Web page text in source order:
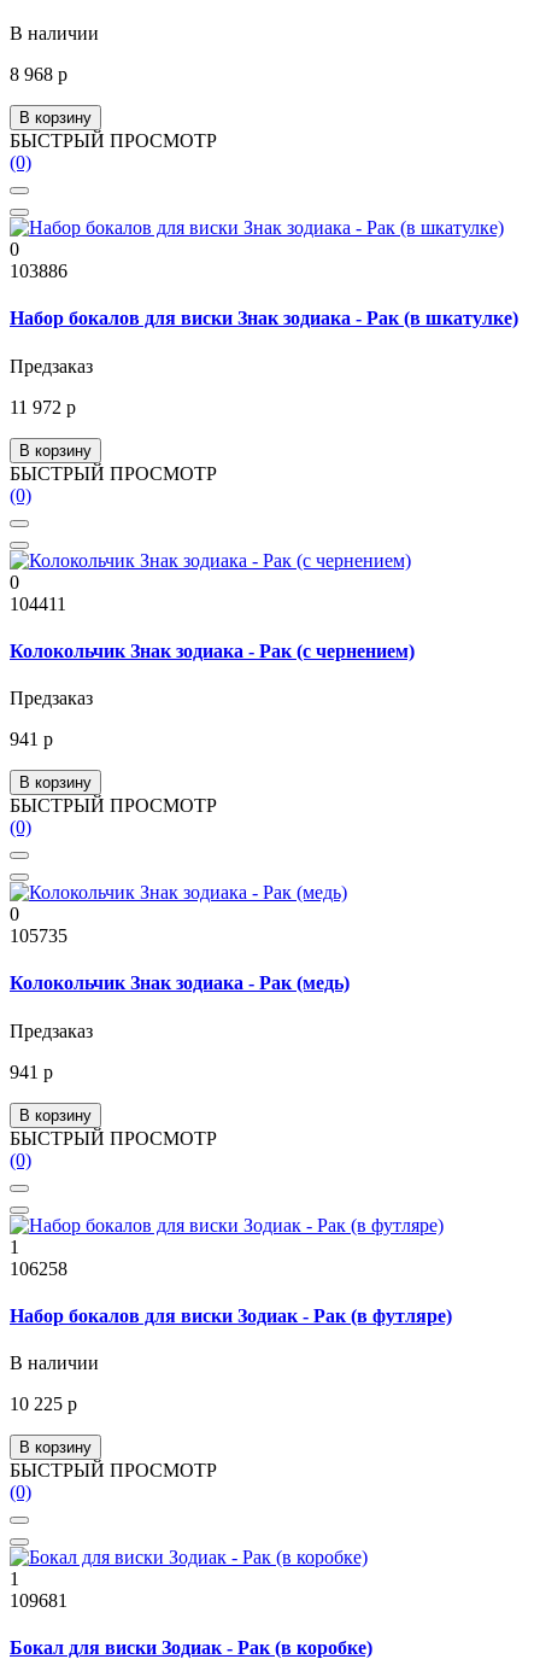
В наличии
8 968 р
В корзину
БЫСТРЫЙ ПРОСМОТР
(0)
0
103886
Набор бокалов для виски Знак зодиака - Рак (в шкатулке)
Предзаказ
11 972 р
В корзину
БЫСТРЫЙ ПРОСМОТР
(0)
0
104411
Колокольчик Знак зодиака - Рак (с чернением)
Предзаказ
941 р
В корзину
БЫСТРЫЙ ПРОСМОТР
(0)
0
105735
Колокольчик Знак зодиака - Рак (медь)
Предзаказ
941 р
В корзину
БЫСТРЫЙ ПРОСМОТР
(0)
1
106258
Набор бокалов для виски Зодиак - Рак (в футляре)
В наличии
10 225 р
В корзину
БЫСТРЫЙ ПРОСМОТР
(0)
1
109681
Бокал для виски Зодиак - Рак (в коробке)